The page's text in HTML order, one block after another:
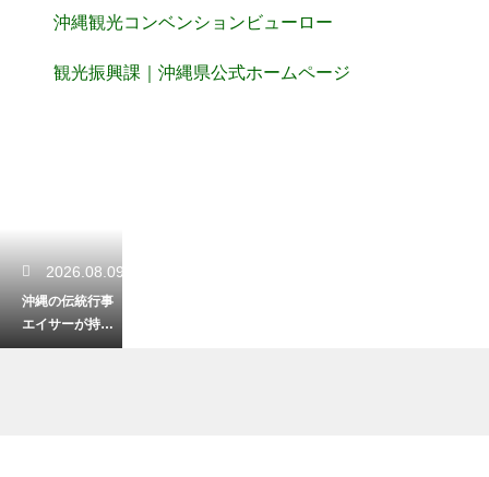
沖縄観光コンベンションビューロー
観光振興課｜沖縄県公式ホームページ
2026.08.09
沖縄の伝統行事
エイサーが持つ
意味とは？祖先